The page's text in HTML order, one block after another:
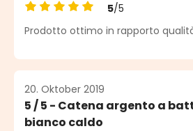
Durchschnittliche Bewertung
5/5
Prodotto ottimo in rapporto
20. Oktober 2019
5 / 5 - Catena argento a
bianco caldo